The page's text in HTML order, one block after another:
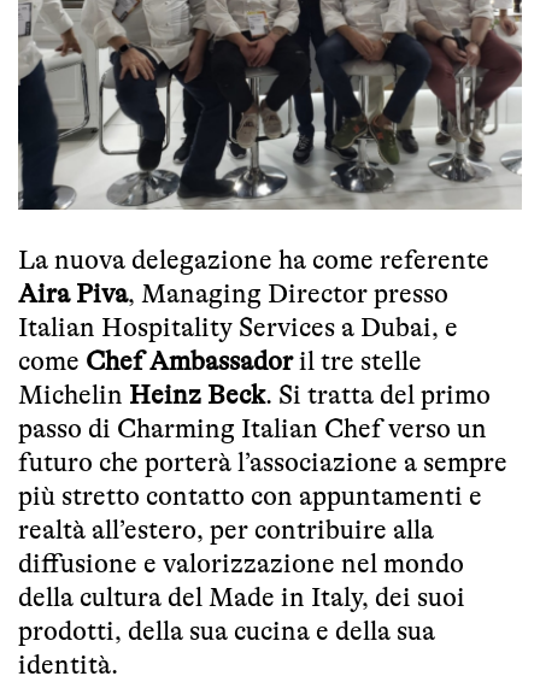
La nuova delegazione ha come referente
Aira Piva, Managing Director presso
Italian Hospitality Services a Dubai, e
come Chef Ambassadoril tre stelle
Michelin Heinz Beck. Si tratta del primo
passo di Charming Italian Chef verso un
futuro che porterà l’associazione a sempre
più stretto contatto con appuntamenti e
realtà all’estero, per contribuire alla
diffusione e valorizzazione nel mondo
della cultura del Made in Italy, dei suoi
prodotti, della sua cucina e della sua
identità.